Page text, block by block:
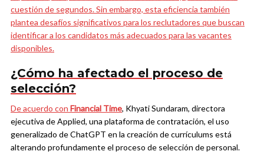
cuestión de segundos. Sin embargo, esta eficiencia también
plantea desafíos significativos para los reclutadores que buscan
identificar a los candidatos más adecuados para las vacantes
disponibles.
¿Cómo ha afectado el proceso de
selección?
De acuerdo con Financial Time, Khyati Sundaram, directora
ejecutiva de Applied, una plataforma de contratación, el uso
generalizado de ChatGPT en la creación de currículums está
alterando profundamente el proceso de selección de personal.